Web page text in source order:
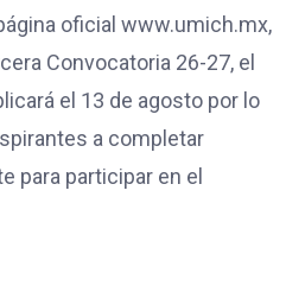
oficial www.umich.mx,
Convocatoria 26-27, el
el 13 de agosto por lo
a completar
para participar en el